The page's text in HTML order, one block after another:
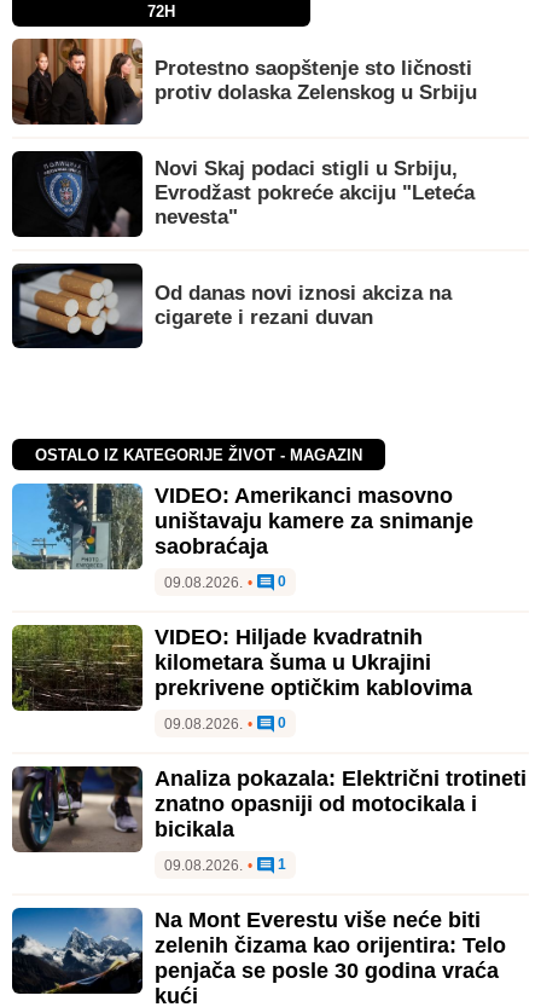
72H
Protestno saopštenje sto ličnosti
protiv dolaska Zelenskog u Srbiju
Novi Skaj podaci stigli u Srbiju,
Evrodžast pokreće akciju "Leteća
nevesta"
Od danas novi iznosi akciza na
cigarete i rezani duvan
OSTALO IZ KATEGORIJE ŽIVOT - MAGAZIN
VIDEO: Amerikanci masovno
uništavaju kamere za snimanje
saobraćaja
09.08.2026. • 0
VIDEO: Hiljade kvadratnih
kilometara šuma u Ukrajini
prekrivene optičkim kablovima
09.08.2026. • 0
Analiza pokazala: Električni trotineti
znatno opasniji od motocikala i
bicikala
09.08.2026. • 1
Na Mont Everestu više neće biti
zelenih čizama kao orijentira: Telo
penjača se posle 30 godina vraća
kući